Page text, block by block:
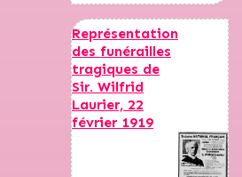
Représentation
des funérailles
tragiques de
Sir. Wilfrid
Laurier, 22
février 1919